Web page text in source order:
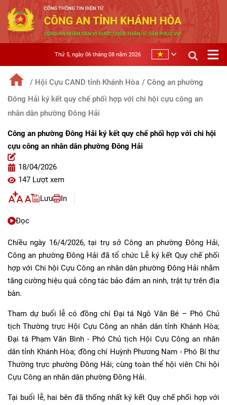
Thứ 5, ngày 06 tháng 08 năm 2026
/ Hội Cựu CAND tỉnh Khánh Hòa / Công an phường
Đông Hải ký kết quy chế phối hợp với chi hội cựu công an
nhân dân phường Đông Hải
Công an phường Đông Hải ký kết quy chế phối hợp với chi hội
cựu công an nhân dân phường Đông Hải
18/04/2026
147 Lượt xem
Lưu In
Đọc
Chiều ngày 16/4/2026, tại trụ sở Công an phường Đông Hải,
Công an phường Đông Hải đã tổ chức Lễ ký kết Quy chế phối
hợp với Chi hội Cựu Công an nhân dân phường Đông Hải nhằm
tăng cường hiệu quả công tác bảo đảm an ninh, trật tự trên địa
bàn.
Tham dự buổi lễ có đồng chí Đại tá Ngô Văn Bé – Phó Chủ
tịch Thường trực Hội Cựu Công an nhân dân tỉnh Khánh Hòa;
Đại tá Phạm Văn Bình - Phó Chủ tịch Hội Cựu Công an nhân
dân tỉnh Khánh Hòa; đồng chí Huỳnh Phương Nam - Phó Bí thư
Thường trực phường Đông Hải; cùng toàn thể hội viên Chi hội
Cựu Công an nhân dân phường Đông Hải.
Tại buổi lễ, hai bên đã thống nhất ký kết Quy chế phối hợp với